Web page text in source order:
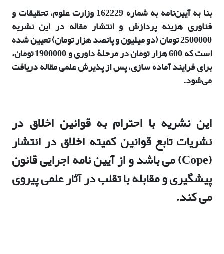
بنا به آیین‌نامه به شماره 162229 وزارت علوم، تحقیقات و
فناوری هزینه پردازش و انتشار مقاله در این نشریه
2500000 تومان (دو میلیون و پانصد هزار تومان) تعیین شده
است که 600 هزار تومان در مرحلۀ داوری و 1900000 تومان،
برای فرایند آماده سازی، پس از پذیرش علمی مقاله دریافت
می‌شود.
این نشریه با احترام به قوانین اخلاق در
نشریات تابع قوانین کمیته اخلاق در انتشار
(Cope) می باشد و از آیین نامه اجرایی قانون
پیشگیری و مقابله با تقلب در آثار علمی پیروی
می کند.